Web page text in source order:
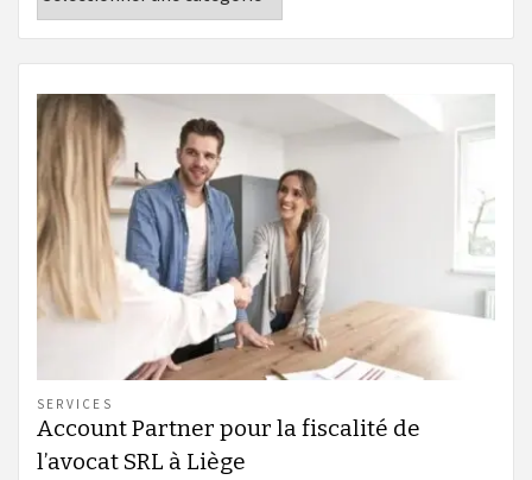
SERVICES
Account Partner pour la fiscalité de
l’avocat SRL à Liège